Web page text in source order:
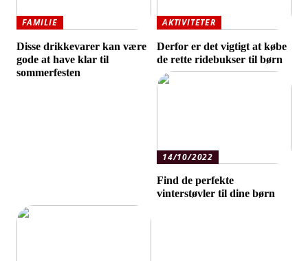
FAMILIE
Disse drikkevarer kan være
gode at have klar til
sommerfesten
AKTIVITETER
Derfor er det vigtigt at købe
de rette ridebukser til børn
14/10/2022
Find de perfekte
vinterstøvler til dine børn